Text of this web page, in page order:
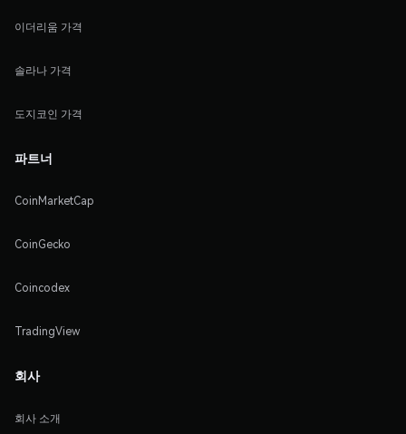
이더리움 가격
솔라나 가격
도지코인 가격
파트너
CoinMarketCap
CoinGecko
Coincodex
TradingView
회사
회사 소개